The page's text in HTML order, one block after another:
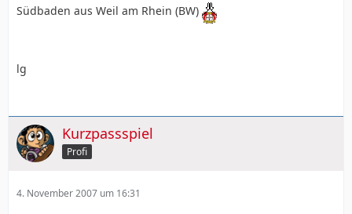
Südbaden aus Weil am Rhein (BW)
lg
Kurzpassspiel
Profi
4. November 2007 um 16:31